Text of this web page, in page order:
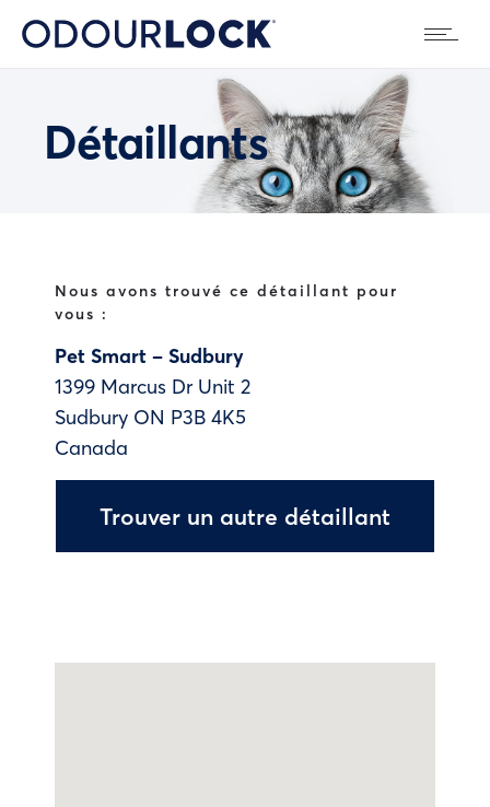
Détaillants
Nous avons trouvé ce détaillant pour
vous :
Pet Smart – Sudbury
1399 Marcus Dr Unit 2
Sudbury ON P3B 4K5
Canada
Trouver un autre détaillant